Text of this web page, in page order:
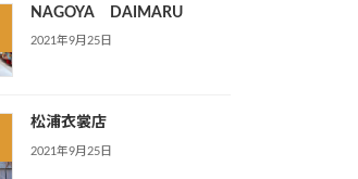
NAGOYA DAIMARU
2021年9月25日
松浦衣裳店
2021年9月25日